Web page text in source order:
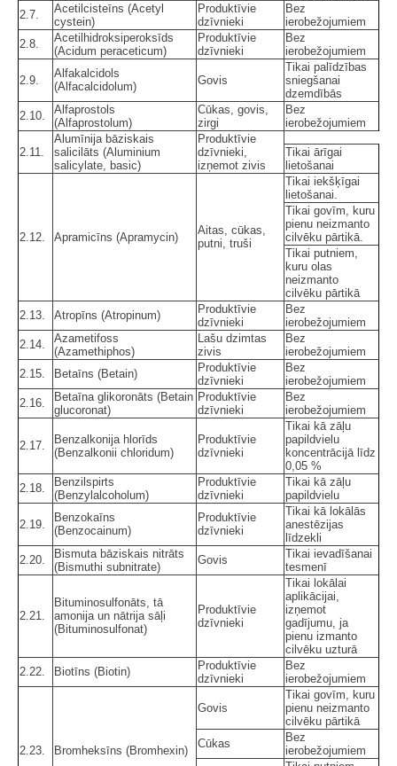
2.7.
Acetilcisteīns (Acetyl
cystein)
Produktīvie
dzīvnieki
Bez
ierobežojumiem
2.8.
Acetilhidroksiperoksīds
(Acidum peraceticum)
Produktīvie
dzīvnieki
Bez
ierobežojumiem
2.9.
Alfakalcidols
(Alfacalcidolum)
Govis
Tikai palīdzības
sniegšanai
dzemdībās
2.10.
Alfaprostols
(Alfaprostolum)
Cūkas, govis,
zirgi
Bez
ierobežojumiem
2.11.
Alumīnija bāziskais
salicilāts (Aluminium
salicylate, basic)
Produktīvie
dzīvnieki,
izņemot zivis
Tikai ārīgai
lietošanai
2.12. Apramicīns (Apramycin)
Aitas, cūkas,
putni, truši
Tikai iekšķīgai
lietošanai.
Tikai govīm, kuru
pienu neizmanto
cilvēku pārtikā.
Tikai putniem,
kuru olas
neizmanto
cilvēku pārtikā
2.13.
Atropīns (Atropinum)
Produktīvie
dzīvnieki
Bez
ierobežojumiem
2.14.
Azametifoss
(Azamethiphos)
Lašu dzimtas
zivis
Bez
ierobežojumiem
2.15.
Betaīns (Betain)
Produktīvie
dzīvnieki
Bez
ierobežojumiem
2.16.
Betaīna glikoronāts (Betain
glucoronat)
Produktīvie
dzīvnieki
Bez
ierobežojumiem
2.17.
Benzalkonija hlorīds
(Benzalkonii chloridum)
Produktīvie
dzīvnieki
Tikai kā zāļu
papildvielu
koncentrācijā līdz
0,05 %
2.18.
Benzilspirts
(Benzylalcoholum)
Produktīvie
dzīvnieki
Tikai kā zāļu
papildvielu
2.19.
Benzokaīns
(Benzocainum)
Produktīvie
dzīvnieki
Tikai kā lokālās
anestēzijas
līdzekli
2.20.
Bismuta bāziskais nitrāts
(Bismuthi subnitrate)
Govis
Tikai ievadīšanai
tesmenī
2.21.
Bituminosulfonāts, tā
amonija un nātrija sāļi
(Bituminosulfonat)
Produktīvie
dzīvnieki
Tikai lokālai
aplikācijai,
izņemot
gadījumu, ja
pienu izmanto
cilvēku uzturā
2.22.
Biotīns (Biotin)
Produktīvie
dzīvnieki
Bez
ierobežojumiem
2.23. Bromheksīns (Bromhexin)
Govis
Tikai govīm, kuru
pienu neizmanto
cilvēku pārtikā
Cūkas
Bez
ierobežojumiem